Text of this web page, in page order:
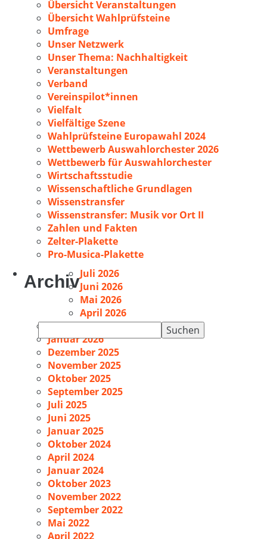
Suchen
nach:
Übersicht Veranstaltungen
Übersicht Wahlprüfsteine
Umfrage
Unser Netzwerk
Unser Thema: Nachhaltigkeit
Veranstaltungen
Verband
Vereinspilot*innen
Vielfalt
Vielfältige Szene
Wahlprüfsteine Europawahl 2024
Wettbewerb Auswahlorchester 2026
Wettbewerb für Auswahlorchester
Wirtschaftsstudie
Wissenschaftliche Grundlagen
Wissenstransfer
Wissenstransfer: Musik vor Ort II
Zahlen und Fakten
Zelter-Plakette
Pro-Musica-Plakette
ArchivJuli 2026
Juni 2026
Mai 2026
April 2026
Februar 2026
Januar 2026
Dezember 2025
November 2025
Oktober 2025
September 2025
Juli 2025
Juni 2025
Januar 2025
Oktober 2024
April 2024
Januar 2024
Oktober 2023
November 2022
September 2022
Mai 2022
April 2022